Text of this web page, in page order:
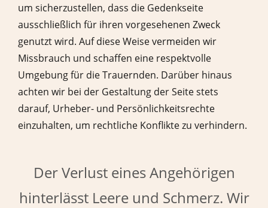
um sicherzustellen, dass die Gedenkseite
ausschließlich für ihren vorgesehenen Zweck
genutzt wird. Auf diese Weise vermeiden wir
Missbrauch und schaffen eine respektvolle
Umgebung für die Trauernden. Darüber hinaus
achten wir bei der Gestaltung der Seite stets
darauf, Urheber- und Persönlichkeitsrechte
einzuhalten, um rechtliche Konflikte zu verhindern.
Der Verlust eines Angehörigen
hinterlässt Leere und Schmerz. Wir